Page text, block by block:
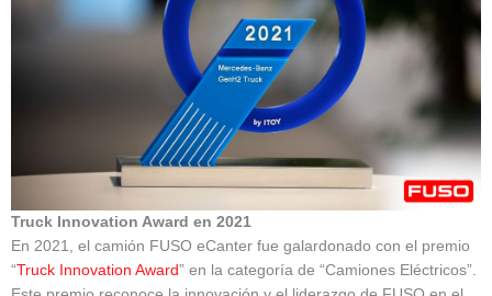
Truck Innovation Award en 2021
En 2021, el camión FUSO eCanter fue galardonado con el premio
“Truck Innovation Award” en la categoría de “Camiones Eléctricos”.